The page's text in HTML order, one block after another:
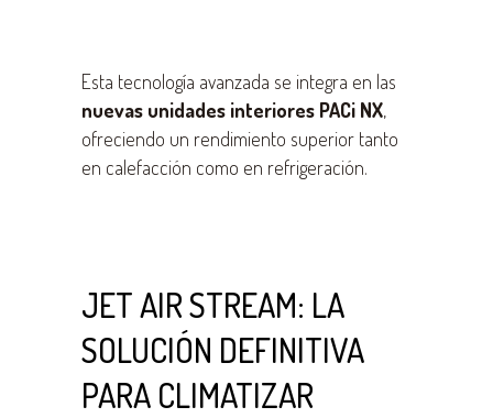
Esta tecnología avanzada se integra en las
nuevas unidades interiores PACi NX,
ofreciendo un rendimiento superior tanto
en calefacción como en refrigeración.
JET AIR STREAM: LA
SOLUCIÓN DEFINITIVA
PARA CLIMATIZAR